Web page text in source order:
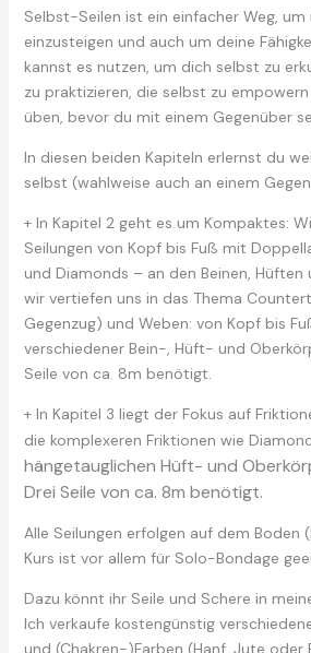
Selbst-Seilen ist ein einfacher Weg,
einzusteigen und auch um deine
kannst es nutzen, um dich selbst zu
zu praktizieren, die selbst zu
üben, bevor du mit einem Gegenüber
In diesen beiden Kapiteln erlernst du
selbst (wahlweise auch an einem
+ In Kapitel 2 geht es um Kompaktes:
Seilungen von Kopf bis Fuß mit
und Diamonds – an den Beinen, Hüften
wir vertiefen uns in das Thema
Gegenzug) und Weben: von Kopf bis
verschiedener Bein-, Hüft- und
Seile von ca. 8m benötigt.
+ In Kapitel 3 liegt der Fokus auf
die komplexeren Friktionen wie
hängetauglichen Hüft- und
Drei Seile von ca. 8m benötigt.
Alle Seilungen erfolgen auf dem Boden
Kurs ist vor allem für Solo-Bondage
Dazu könnt ihr Seile und Schere in
Ich verkaufe kostengünstig
und (Chakren-)Farben (Hanf, Jute oder